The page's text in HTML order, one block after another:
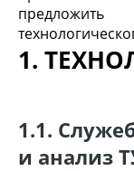
1.
1.1.
и анализ